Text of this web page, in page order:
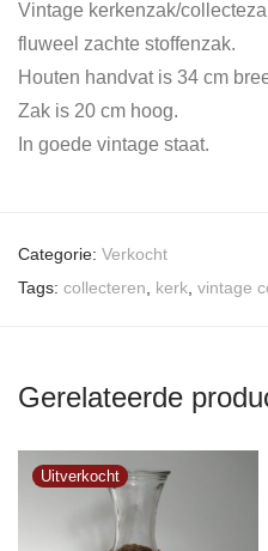
Vintage kerkenzak/
fluweel zachte stoffenzak.
Houten handvat is 34 cm
Zak is 20 cm hoog.
In goede vintage staat.
Categorie: Verkocht
Tags: collecteren kerk vintage
Gerelateerde